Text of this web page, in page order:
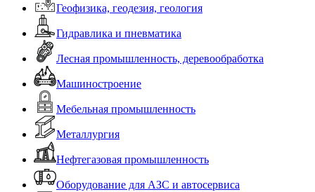
Геофизика, геодезия, геология
Гидравлика и пневматика
Лесная промышленность, деревообработка
Машиностроение
Мебельная промышленность
Металлургия
Нефтегазовая промышленность
Оборудование для АЗС и автосервиса